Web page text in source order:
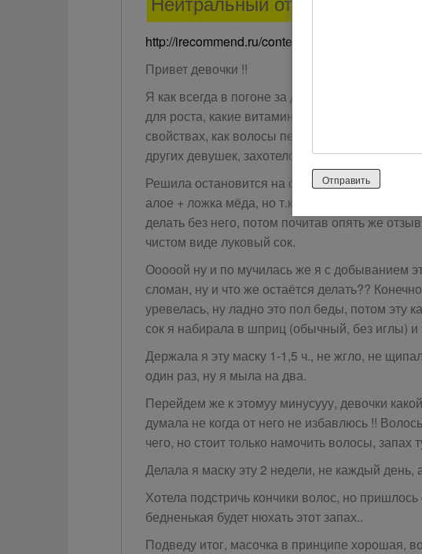
http://irecommend.ru/content/khoroshaya-
Привет девочки !!
Я как всегда в погоне за длинными волосами,
для роста, какие витамины, наткнулась на
свойствах, как волосы перестают лезть, и
других девушек, захотелось и мнее..
Решила остановится на одном рецепте сок
алое + ложка мёда, но т.к жалко мне алое,
делать без него, потом почитав опять же
чистом виде луковый сок.
Ооооой ну и по мучилась же я с добыванием
сломан, ну и что же остаётся делать??
уревелась, ну ладно это пол беды, потом эту
сок я набирала в шприц (обычный, без иглы)
Держала я эту маску 1-1,5 ч., не жгло, не
один раз, ну я мыла на два.
Перейдем же к этомуу минусууу, девочки
думала не когда от него не избавлюсь !!
чего, но стоит только намочить волосы, запах
Делала я маску эту 2 недели, не каждый день,
Хотела подстричь кончики волос, но
бедненькая будет нюхать этот запах..
Подведу итог, масочка в принципе хорошая,